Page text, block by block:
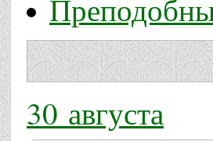
30 августа